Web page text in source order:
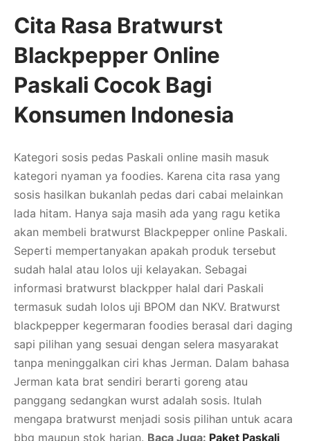
Cita Rasa Bratwurst
Blackpepper Online
Paskali Cocok Bagi
Konsumen Indonesia
Kategori sosis pedas Paskali online masih masuk
kategori nyaman ya foodies. Karena cita rasa yang
sosis hasilkan bukanlah pedas dari cabai melainkan
lada hitam. Hanya saja masih ada yang ragu ketika
akan membeli bratwurst Blackpepper online Paskali.
Seperti mempertanyakan apakah produk tersebut
sudah halal atau lolos uji kelayakan. Sebagai
informasi bratwurst blackpper halal dari Paskali
termasuk sudah lolos uji BPOM dan NKV. Bratwurst
blackpepper kegermaran foodies berasal dari daging
sapi pilihan yang sesuai dengan selera masyarakat
tanpa meninggalkan ciri khas Jerman. Dalam bahasa
Jerman kata brat sendiri berarti goreng atau
panggang sedangkan wurst adalah sosis. Itulah
mengapa bratwurst menjadi sosis pilihan untuk acara
bbq maupun stok harian. Baca Juga: Paket Paskali